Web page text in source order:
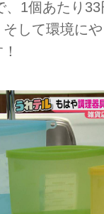
1個あたり33
して環境に